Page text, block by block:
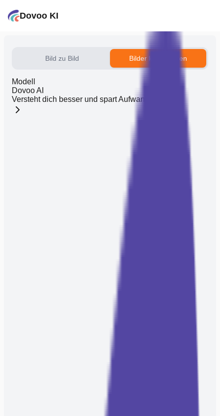
Dovoo KI
Bild zu Bild Bilder kombinieren
Modell
Dovoo AI
Versteht dich besser und spart Aufwand